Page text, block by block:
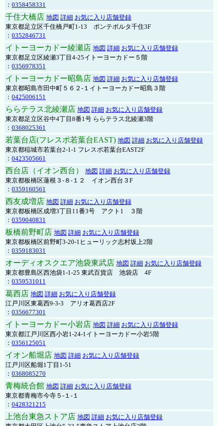
： 0358458331
千住大橋店 地図 詳細 お気に入り店舗登録
東京都足立区千住橋戸町1-13 ポンテポルタ千住3F
： 0352846731
イトーヨーカドー綾瀬店 地図 詳細 お気に入り店舗登録
東京都足立区綾瀬3丁目4-25イトーヨーカドー５階
： 0356978351
イトーヨーカドー昭島店 地図 詳細 お気に入り店舗登録
東京都昭島市田中町５６２-１イトーヨーカドー昭島３階
： 0425006151
ららテラス北綾瀬店 地図 詳細 お気に入り店舗登録
東京都足立区谷中4丁目8番1号 ららテラス北綾瀬3階
： 0368025361
若葉台店(フレスポ若葉台EAST) 地図 詳細 お気に入り店舗登録
東京都稲城市若葉台2-1-1 フレスポ若葉台EAST2F
： 0423505661
西台店（イオン西台） 地図 詳細 お気に入り店舗登録
東京都板橋区蓮根３-８-１２ イオン西台３F
： 0359160561
西友成増店 地図 詳細 お気に入り店舗登録
東京都板橋区成増3丁目11番3号 アクト1 ３階
： 0359040831
板橋前野町店 地図 詳細 お気に入り店舗登録
東京都板橋区前野町3-20-1ヒューリック志村坂上2階
： 0359183031
オーディオスクエア池袋東武店 地図 詳細 お気に入り店舗登録
東京都豊島区西池袋1-1-25 東武百貨店 池袋店 4F
： 0359531011
葛西店 地図 詳細 お気に入り店舗登録
江戸川区東葛西9-3-3 アリオ葛西店2F
： 0356677301
イトーヨーカドー小岩店 地図 詳細 お気に入り店舗登録
東京都江戸川区西小岩1-24-1イトーヨーカドー小岩5階
： 0356125051
イオン船堀店 地図 詳細 お気に入り店舗登録
江戸川区船堀1丁目1-51
： 0368085270
青梅統合館 地図 詳細 お気に入り店舗登録
東京都青梅市今寺５-１-１
： 0428321215
上池台東急ストア店 地図 詳細 お気に入り店舗登録